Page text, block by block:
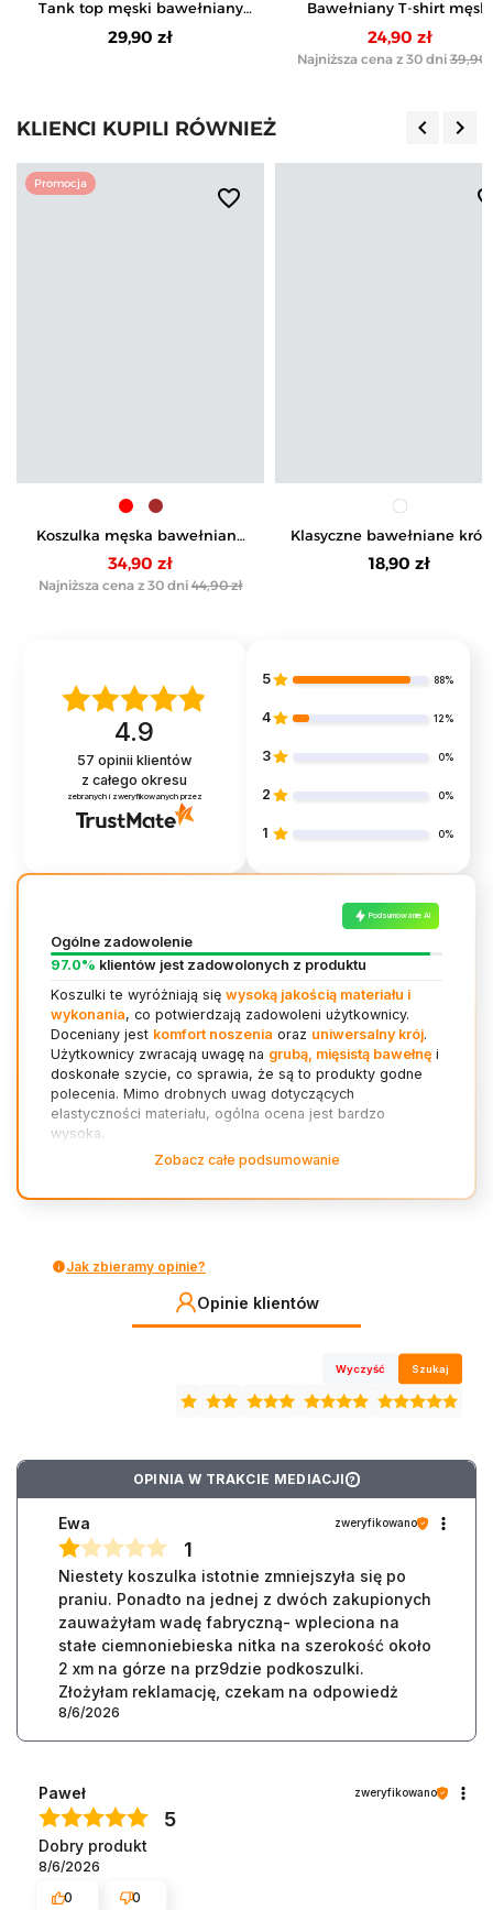
Tank top męski bawełniany
koszulka bez rękawów
29,90 zł
Bawełniany T-shirt męski
oversize
24,90 zł
Najniższa cena z 30 dni 39,90
KLIENCI KUPILI RÓWNIEŻ keyboard_arrow_left keyboard_arrow_right
Promocja
favorite_border
Koszulka męska bawełniana
typu henley z krótkim
rękawem
34,90 zł
Najniższa cena z 30 dni 44,90 zł
Klasyczne bawełniane
skarpetki męskie 3-pak
18,90 zł
4.9
57 opinii klientów
z całego okresu
zebranych i zweryfikowanych przez
5 88%
4 12%
3 0%
2 0%
1 0%
Podsumowanie AI
Ogólne zadowolenie
97.0% klientów jest zadowolonych z produktu
Koszulki te wyróżniają sięwysoką jakością materiału i
wykonania, co potwierdzają zadowoleni użytkownicy.
Doceniany jest komfort noszenia oraz uniwersalny krój.
Użytkownicy zwracają uwagę na grubą, mięsistą bawełnę i
doskonałe szycie, co sprawia, że są to produkty godne
polecenia. Mimo drobnych uwag dotyczących
elastyczności materiału, ogólna ocena jest bardzo
wysoka.
komfort (1) krój (1) elastyczność (1)
Zobacz całe podsumowanie
Jak zbieramy opinie?
Opinie klientów
Wyczyść Szukaj
OPINIA W TRAKCIE MEDIACJI ?
Ewa zweryfikowano
1
Niestety koszulka istotnie zmniejszyła się po
praniu. Ponadto na jednej z dwóch zakupionych
zauważyłam wadę fabryczną- wpleciona na
stałe ciemnoniebieska nitka na szerokość około
2 xm na górze na prz9dzie podkoszulki.
Złożyłam reklamację, czekam na odpowiedż
8/6/2026
Paweł zweryfikowano
5
Dobry produkt
8/6/2026
0
0